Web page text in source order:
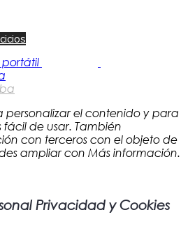
portátil
personalizar el contenido y para
fácil de usar. También
con terceros con el objeto de
ampliar con Más información.
Privacidad y Cookies